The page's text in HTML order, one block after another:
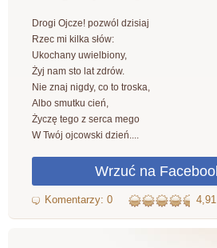
Drogi Ojcze! pozwól dzisiaj
Rzec mi kilka słów:
Ukochany uwielbiony,
Żyj nam sto lat zdrów.
Nie znaj nigdy, co to troska,
Albo smutku cień,
Życzę tego z serca mego
W Twój ojcowski dzień....
4,91